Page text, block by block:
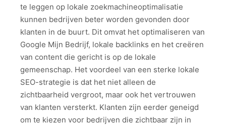
te leggen op lokale zoekmachineoptimalisatie
kunnen bedrijven beter worden gevonden door
klanten in de buurt. Dit omvat het optimaliseren van
Google Mijn Bedrijf, lokale backlinks en het creëren
van content die gericht is op de lokale
gemeenschap. Het voordeel van een sterke lokale
SEO-strategie is dat het niet alleen de
zichtbaarheid vergroot, maar ook het vertrouwen
van klanten versterkt. Klanten zijn eerder geneigd
om te kiezen voor bedrijven die zichtbaar zijn in